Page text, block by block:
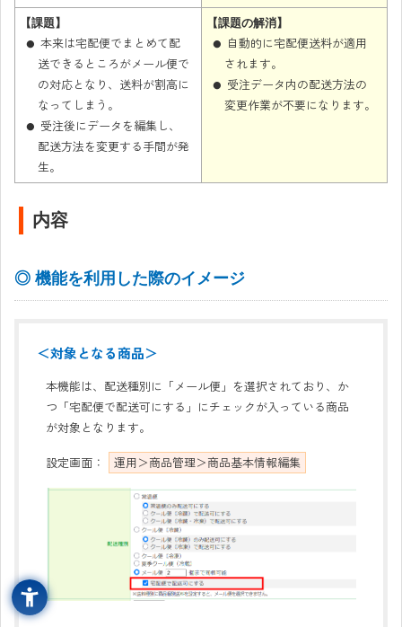
【課題】
本来は宅配便でまとめて配
送できるところがメール便で
の対応となり、送料が割高に
なってしまう。
受注後にデータを編集し、
配送方法を変更する手間が発
生。
【課題の解消】
自動的に宅配便送料が適用
されます。
受注データ内の配送方法の
変更作業が不要になります。
内容
◎ 機能を利用した際のイメージ
＜対象となる商品＞
本機能は、配送種別に「メール便」を選択されており、か
つ「宅配便で配送可にする」にチェックが入っている商品
が対象となります。
設定画面： 運用＞商品管理＞商品基本情報編集